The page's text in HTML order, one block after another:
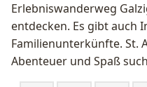
Erlebniswanderweg
entdecken. Es gibt auch
Familienunterkünfte. St.
Abenteuer und Spaß